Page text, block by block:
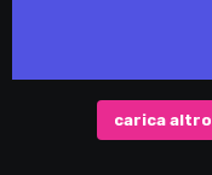
carica altro